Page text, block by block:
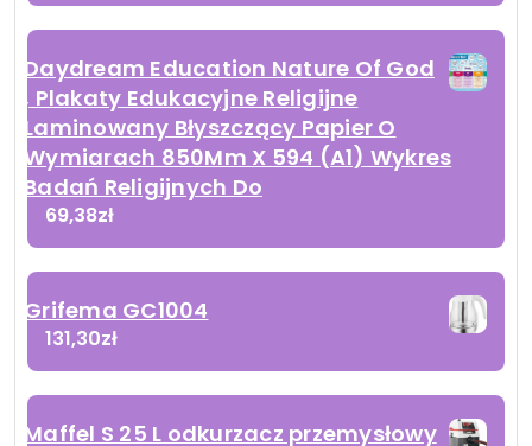
Daydream Education Nature Of God
, Plakaty Edukacyjne Religijne
Laminowany Błyszczący Papier O
Wymiarach 850Mm X 594 (A1) Wykres
Badań Religijnych Do
69,38zł
Grifema GC1004
131,30zł
Maffel S 25 L odkurzacz przemysłowy